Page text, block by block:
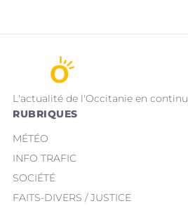
L'actualité de l'Occitanie en continu
RUBRIQUES
MÉTÉO
INFO TRAFIC
SOCIÉTÉ
FAITS-DIVERS / JUSTICE